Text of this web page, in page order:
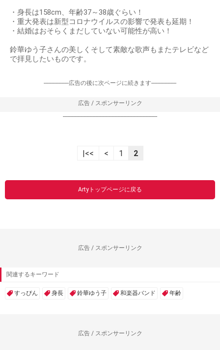
・身長は158cm、年齢37～38歳ぐらい！
・重大発表は新型コロナウイルスの影響で発表も延期！
・結婚はおそらくまだしていない可能性が高い！
鈴華ゆう子さんの美しくそして素敵な歌声もまたテレビなど
で拝見したいものです。
-----------------広告の後に次ページに続きます-----------------
広告 / スポンサーリンク
----------------------------------------------------------------
|<< < 1 2
Artyトップページに戻る
広告 / スポンサーリンク
関連するキーワード
すっぴん 身長 鈴華ゆう子 和楽器バンド 年齢
広告 / スポンサーリンク